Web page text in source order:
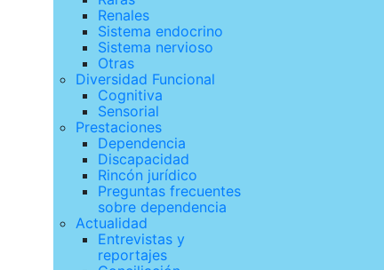
Renales
Sistema endocrino
Sistema nervioso
Otras
Diversidad Funcional
Cognitiva
Sensorial
Prestaciones
Dependencia
Discapacidad
Rincón jurídico
Preguntas frecuentes
sobre dependencia
Actualidad
Entrevistas y
reportajes